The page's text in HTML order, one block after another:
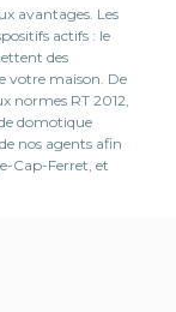
avantages. Les
actifs : le
des
votre maison. De
normes RT 2012,
domotique
nos agents afin
Cap-Ferret, et